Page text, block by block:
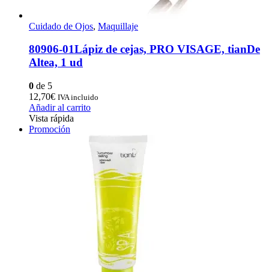
Cuidado de Ojos, Maquillaje
80906-01Lápiz de cejas, PRO VISAGE, tianDe
Altea, 1 ud
0 de 5
12,70€ IVA incluido
Añadir al carrito
Vista rápida
Promoción